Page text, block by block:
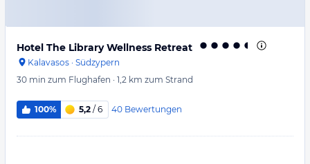
Hotel The Library Wellness Retreat
Kalavasos · Südzypern
30 min zum Flughafen · 1,2 km zum Strand
100% 5,2 / 6 40 Bewertungen